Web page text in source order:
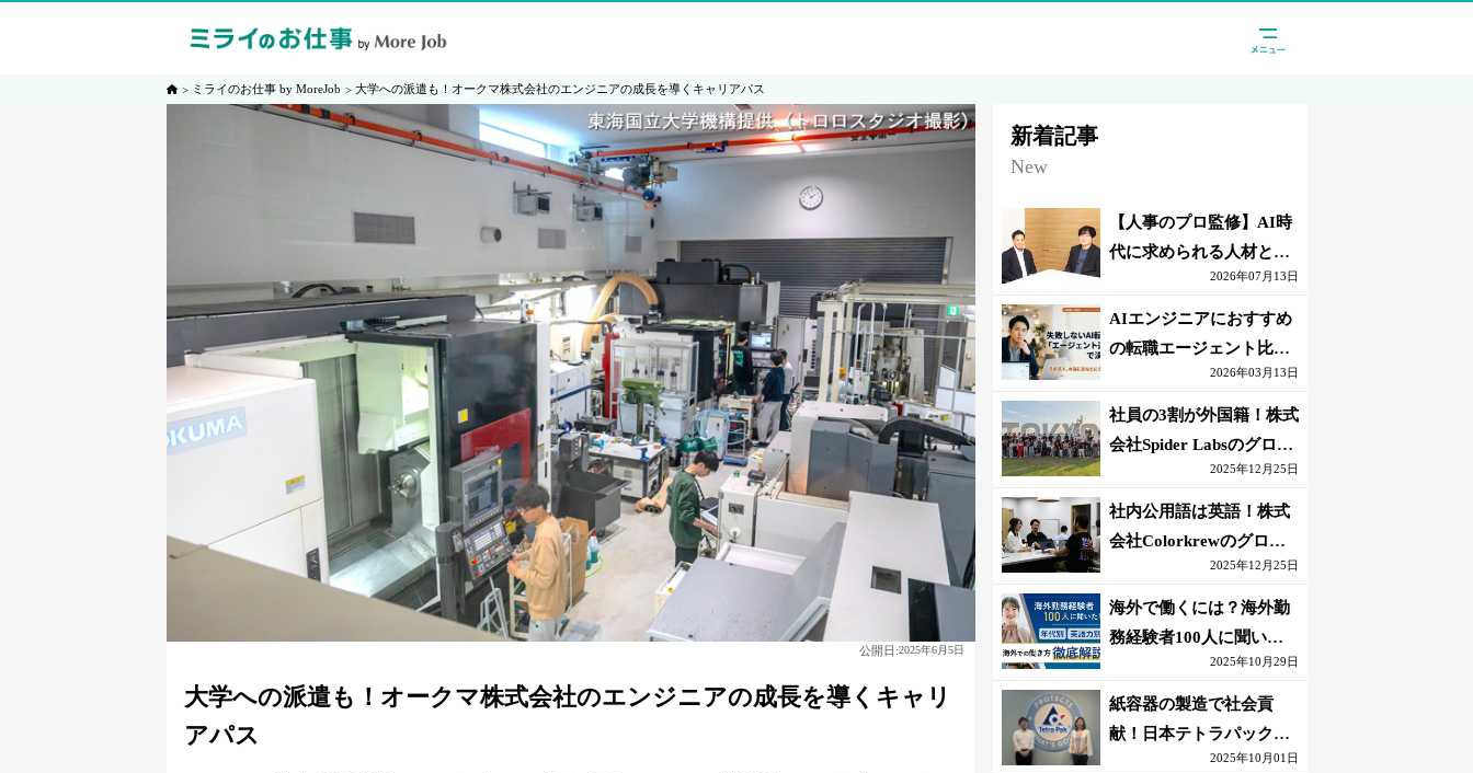
ミライのお仕事 by MoreJob 大学への派遣も！オークマ株式会社のエンジニアの成長を導くキャリアパス
公開日:2025年6月5日
大学への派遣も！オークマ株式会社のエンジニアの成長を導くキャリ
アパス
新着記事
New
【人事のプロ監修】AI時
代に求められる人材と
は？「代替されない人」
の条件
2026年07月13日
AIエンジニアにおすすめ
の転職エージェント比較
｜失敗しない選び方【採
点表つき】
2026年03月13日
社員の3割が外国籍！株式
会社Spider Labsのグロー
2025年12月25日
社内公用語は英語！株式
会社Colorkrewのグロー
バルかつ若手が輝く環境
2025年12月25日
海外で働くには？海外勤
務経験者100人に聞いた
おすすめ職種｜英語話せ
ないOK求人はある？
2025年10月29日
紙容器の製造で社会貢
献！日本テトラパック株
式会社のグローバルな環
2025年10月01日